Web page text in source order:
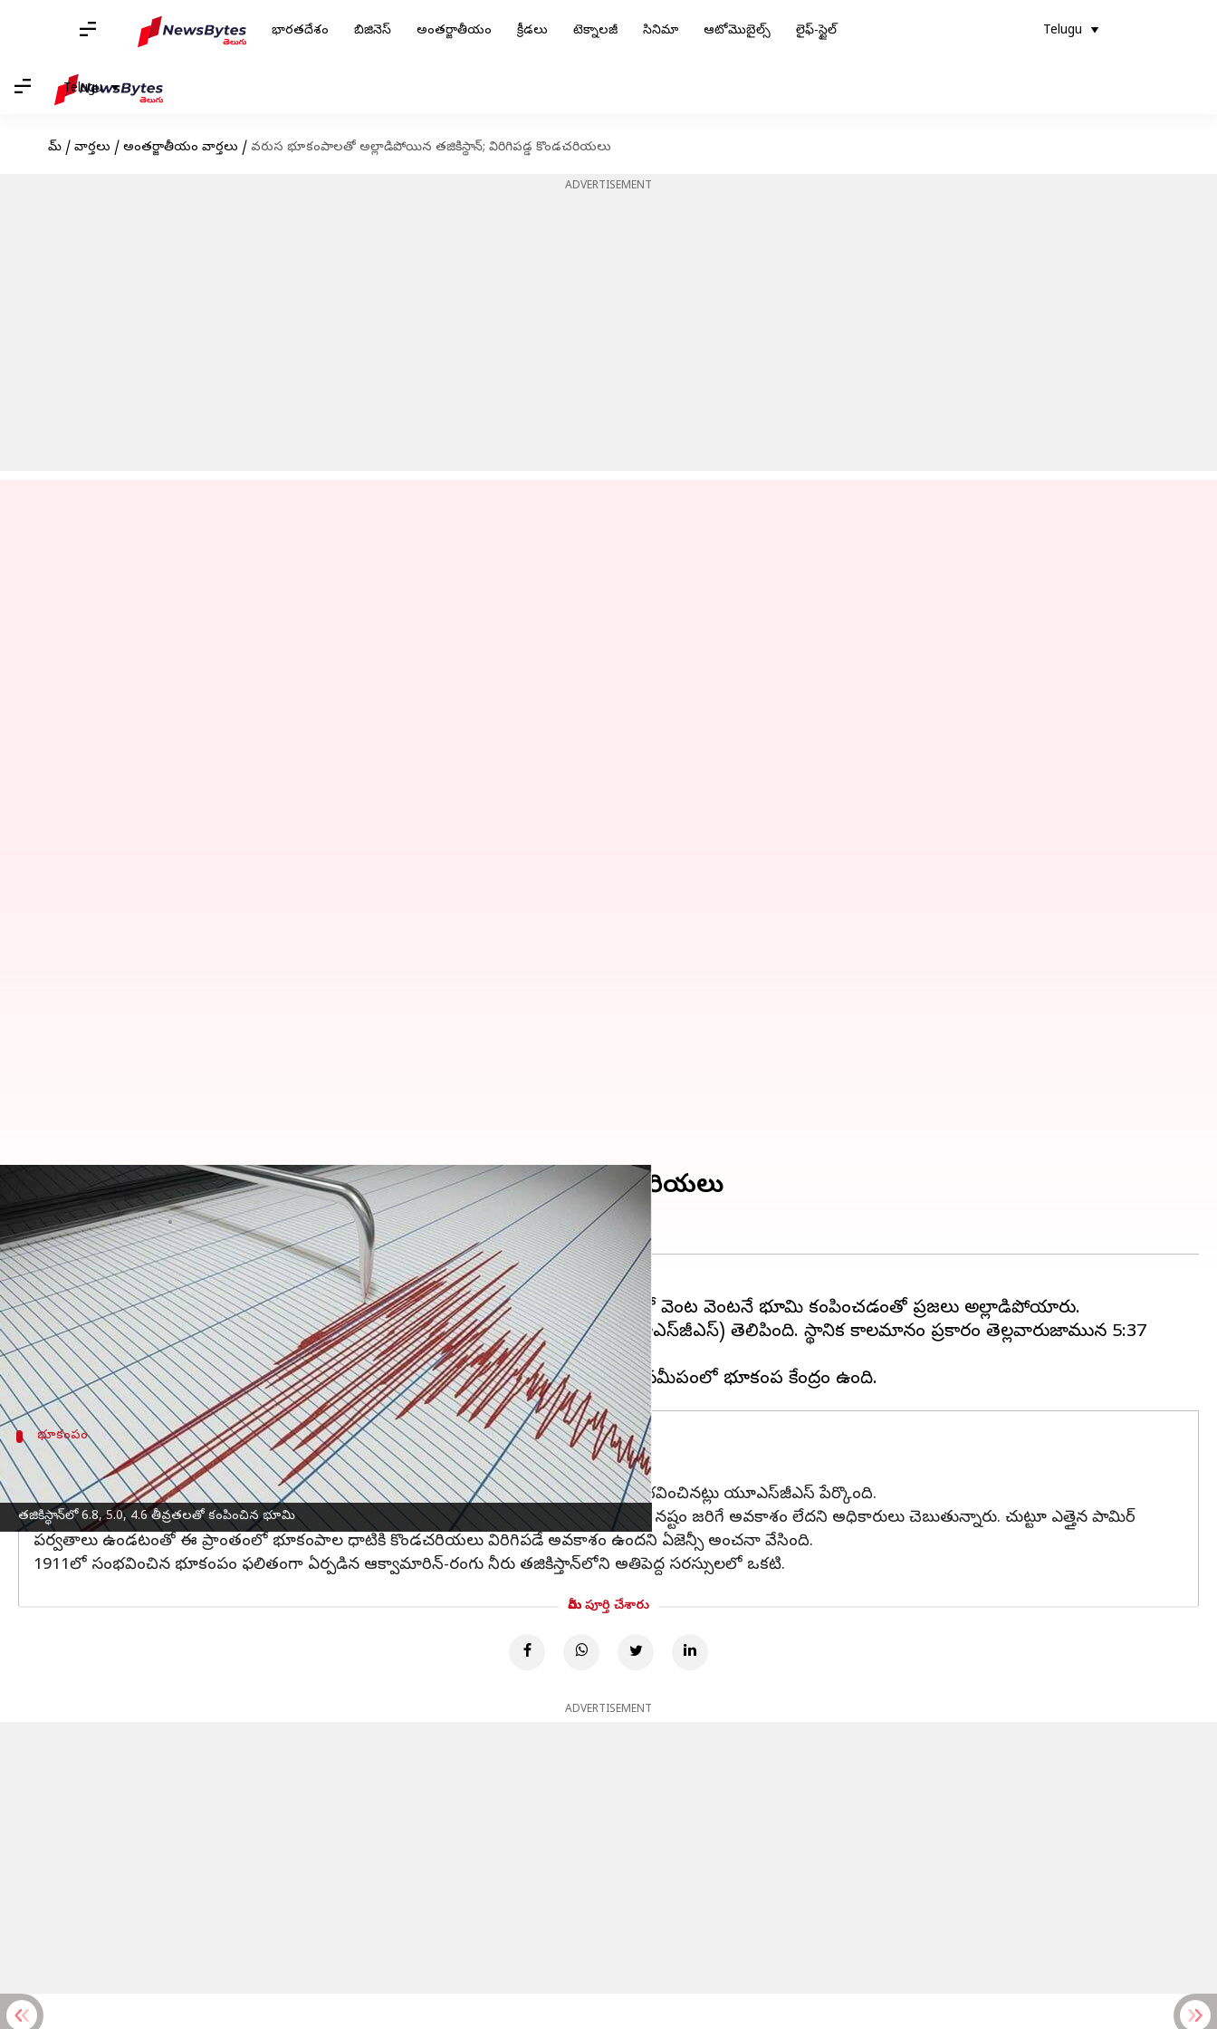
భారతదేశం బిజినెస్ అంతర్జాతీయం క్రీడలు టెక్నాలజీ సినిమా ఆటోమొబైల్స్ లైఫ్-స్టైల్ Telugu
Telugu
హోమ్ / వార్తలు / అంతర్జాతీయం వార్తలు / వరుస భూకంపాలతో అల్లాడిపోయిన తజికిస్థాన్‌; విరిగిపడ్డ కొండచరియలు
ADVERTISEMENT
తజికిస్థాన్‌లో 6.8, 5.0, 4.6 తీవ్రతలతో కంపించిన భూమి
వరుస భూకంపాలతో అల్లాడిపోయిన తజికిస్థాన్‌; విరిగిపడ్డ కొండచరియలు
వ్రాసిన వారు Stalin Feb 23, 2023 09:39 am
ఈ వార్తాకథనం ఏంటి
వరుస భూకంపాలతోతజకిస్థాన్వణికిపోయింది. తూర్పు తజికిస్థాన్‌లో 6.8, 5.0, 4.6 తీవ్రతలతో వెంట వెంటనే భూమి కంపించడంతో ప్రజలు అల్లాడిపోయారు.
గురువారం తొలుత 6.8తీవ్రతతో ప్రకంపనలు వచ్చినట్లు యూఎస్ జియోలాజికల్ సర్వే (యూఎస్‌జీఎస్) తెలిపింది. స్థానిక కాలమానం ప్రకారం తెల్లవారుజామున 5:37
గంటలకు 20.5 కి.మీ లోతులోభూకంపంసంభవించింది.
భూకంపం
ఇరవై నిమిషాల తర్వాత, 5.0, 4.6 తీవ్రతలతో కంపించిన భూమి
6.8తీవ్రతతో ప్రకంపనలు వచ్చిన ఇరవై నిమిషాల తర్వాత, 5.0, 4.6 తీవ్రతలతో వరుస భూకంపాలు సంభవించినట్లు యూఎస్‌జీఎస్ పేర్కొంది.
అయితే భూకంపాలు సంభవించిన ప్రాంతంలో జనసాంధ్రత చాలా తక్కువగా ఉంటుంది. దీంతో ప్రాణ నష్టం జరిగే అవకాశం లేదని అధికారులు చెబుతున్నారు. చుట్టూ ఎత్తైన పామిర్
పర్వతాలు ఉండటంతో ఈ ప్రాంతంలో భూకంపాల ధాటికి కొండచరియలు విరిగిపడే అవకాశం ఉందని ఏజెన్సీ అంచనా వేసింది.
1911లో సంభవించిన భూకంపం ఫలితంగా ఏర్పడిన ఆక్వామారిన్-రంగు నీరు తజికిస్తాన్‌లోని అతిపెద్ద సరస్సులలో ఒకటి.
మీరు పూర్తి చేశారు
ADVERTISEMENT